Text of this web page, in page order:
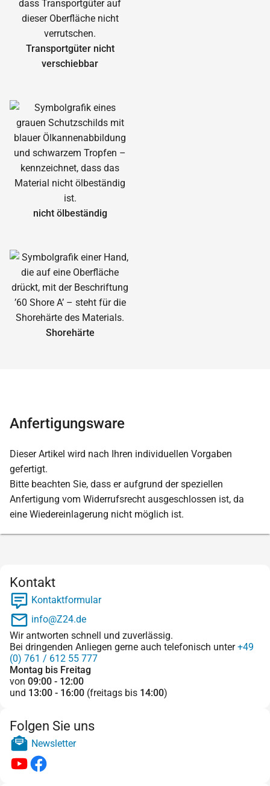
Transportgüter nicht
verschiebbar
nicht ölbeständig
Shorehärte
Anfertigungsware
Dieser Artikel wird nach Ihren individuellen Vorgaben
gefertigt.
Bitte beachten Sie, dass er aufgrund der speziellen
Anfertigung vom Widerrufsrecht ausgeschlossen ist, da
eine Wiedereinlagerung nicht möglich ist.
Kontakt
Kontaktformular
info@Z24.de
Wir antworten schnell und zuverlässig.
Bei dringenden Anliegen gerne auch telefonisch unter+49
(0) 761 / 612 55 777
Montag bis Freitag
von 09:00 - 12:00
und 13:00 - 16:00 (freitags bis 14:00)
Folgen Sie uns
Newsletter